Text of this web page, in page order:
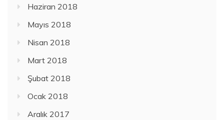
Haziran 2018
Mayıs 2018
Nisan 2018
Mart 2018
Şubat 2018
Ocak 2018
Aralık 2017